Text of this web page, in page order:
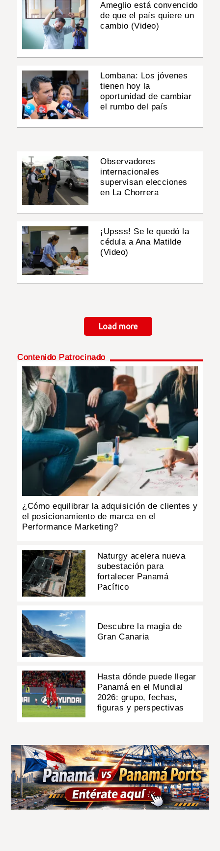
Ameglio está convencido
de que el país quiere un
cambio (Video)
Lombana: Los jóvenes
tienen hoy la
oportunidad de cambiar
el rumbo del país
Observadores
internacionales
supervisan elecciones
en La Chorrera
¡Upsss! Se le quedó la
cédula a Ana Matilde
(Video)
Load more
Contenido Patrocinado
¿Cómo equilibrar la adquisición de clientes y
el posicionamiento de marca en el
Performance Marketing?
Naturgy acelera nueva
subestación para
fortalecer Panamá
Pacífico
Descubre la magia de
Gran Canaria
Hasta dónde puede llegar
Panamá en el Mundial
2026: grupo, fechas,
figuras y perspectivas